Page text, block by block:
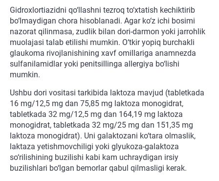
Gidroxlortiazidni qo‘llashni tezroq to‘xtatish kechiktirib
bo‘lmaydigan chora hisoblanadi. Agar ko‘z ichi bosimi
nazorat qilinmasa, zudlik bilan dori-darmon yoki jarrohlik
muolajasi talab etilishi mumkin. O‘tkir yopiq burchakli
glaukoma rivojlanishining xavf omillariga anamnezda
sulfanilamidlar yoki penitsillinga allergiya bo‘lishi
mumkin.
Ushbu dori vositasi tarkibida laktoza mavjud (tabletkada
16 mg/12,5 mg dan 75,85 mg laktoza monogidrat,
tabletkada 32 mg/12,5 mg dan 164,19 mg laktoza
monogidrat, tabletkada 32 mg/25 mg dan 151,35 mg
laktoza monogidrat). Uni galaktozani ko‘tara olmaslik,
laktaza yetishmovchiligi yoki glyukoza-galaktoza
so‘rilishining buzilishi kabi kam uchraydigan irsiy
buzilishlari bo‘lgan bemorlar qabul qilmasligi kerak.